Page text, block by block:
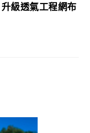
級透氣工程網布